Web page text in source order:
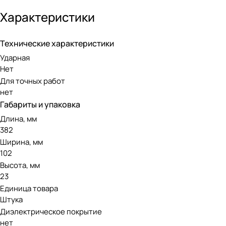
Характеристики
Технические характеристики
Ударная
Нет
Для точных работ
нет
Габариты и упаковка
Длина, мм
382
Ширина, мм
102
Высота, мм
23
Единица товара
Штука
Диэлектрическое покрытие
нет